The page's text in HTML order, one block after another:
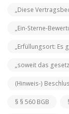
„Diese
„Ein-Sterne-
„Erfüllungsort: Es
„soweit das
(Hinweis-)
§ § 560 BGB